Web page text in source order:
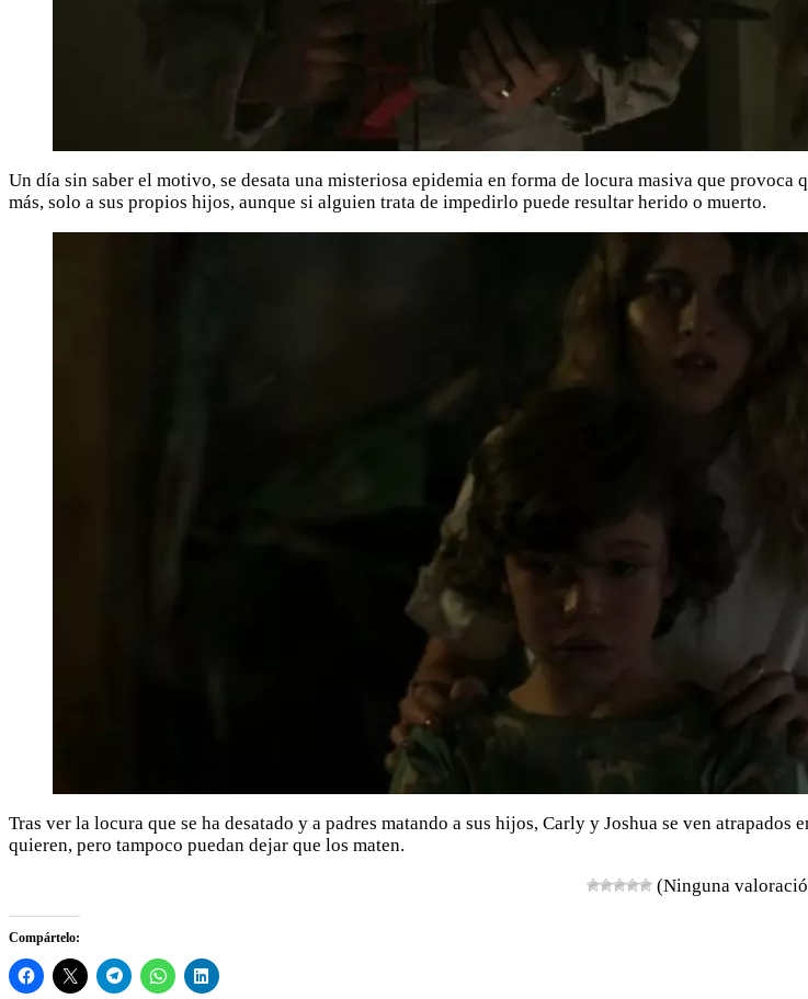
Un día sin saber el motivo, se desata una misteriosa epidemia en forma de locura masiva que provoca
más, solo a sus propios hijos, aunque si alguien trata de impedirlo puede resultar herido o muerto.
Tras ver la locura que se ha desatado y a padres matando a sus hijos, Carly y Joshua se ven
quieren, pero tampoco puedan dejar que los maten.
(Ninguna
Compártelo: